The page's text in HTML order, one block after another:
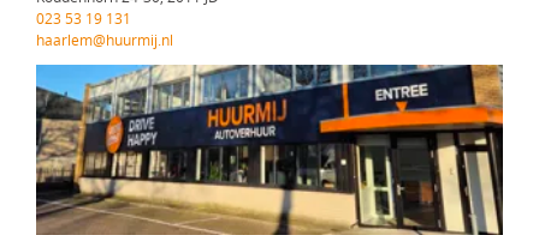
023 53 19 131
haarlem@huurmij.nl